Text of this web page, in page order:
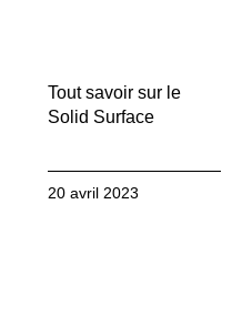
Tout savoir sur le
Solid Surface
20 avril 2023